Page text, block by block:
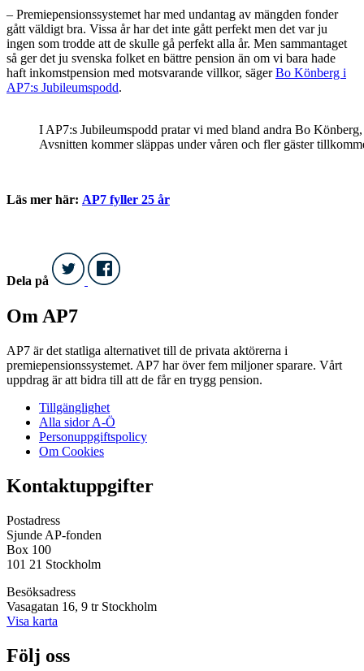
– Premiepensionssystemet har med undantag av mängden fonder
gått väldigt bra. Vissa år har det inte gått perfekt men det var ju
ingen som trodde att de skulle gå perfekt alla år. Men sammantaget
så ger det ju svenska folket en bättre pension än om vi bara hade
haft inkomstpension med motsvarande villkor, sägerBo Könberg i
AP7:s Jubileumspodd.
I AP7:s Jubileumspodd pratar vi med bland andra Bo
Avsnitten kommer släppas under våren och fler gäster
Läs mer här: AP7 fyller 25 år
Dela på
Om AP7
AP7 är det statliga alternativet till de privata aktörerna i
premiepensionssystemet. AP7 har över fem miljoner sparare. Vårt
uppdrag är att bidra till att de får en trygg pension.
Tillgänglighet
Alla sidor A-Ö
Personuppgiftspolicy
Om Cookies
Kontaktuppgifter
Postadress
Sjunde AP-fonden
Box 100
101 21 Stockholm
Besöksadress
Vasagatan 16, 9 tr Stockholm
Visa karta
Följ oss